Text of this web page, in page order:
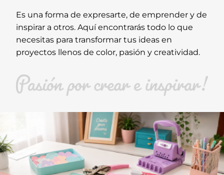
Es una forma de expresarte, de emprender y de
inspirar a otros. Aquí encontrarás todo lo que
necesitas para transformar tus ideas en
proyectos llenos de color, pasión y creatividad.